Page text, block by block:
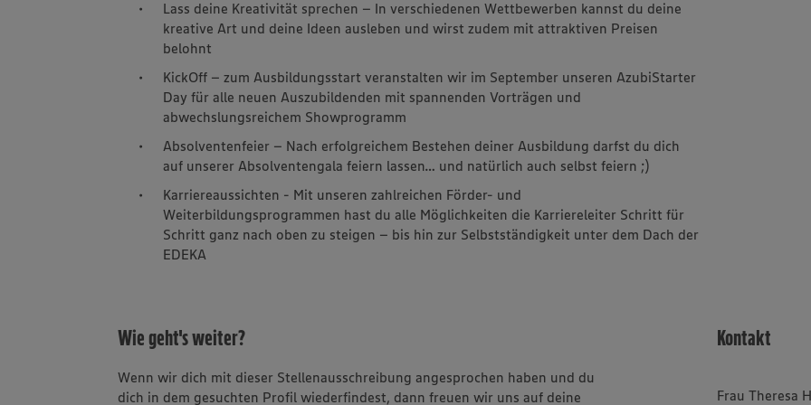
Lass deine Kreativität sprechen – In verschiedenen Wettbewerben kannst du deine
kreative Art und deine Ideen ausleben und wirst zudem mit attraktiven Preisen
belohnt
KickOff – zum Ausbildungsstart veranstalten wir im September unseren AzubiStarter
Day für alle neuen Auszubildenden mit spannenden Vorträgen und
abwechslungsreichem Showprogramm
Absolventenfeier – Nach erfolgreichem Bestehen deiner Ausbildung darfst du dich
auf unserer Absolventengala feiern lassen… und natürlich auch selbst feiern ;)
Karriereaussichten - Mit unseren zahlreichen Förder- und
Weiterbildungsprogrammen hast du alle Möglichkeiten die Karriereleiter Schritt für
Schritt ganz nach oben zu steigen – bis hin zur Selbstständigkeit unter dem Dach der
EDEKA
Wie geht's weiter?
Wenn wir dich mit dieser Stellenausschreibung angesprochen haben und du
dich in dem gesuchten Profil wiederfindest, dann freuen wir uns auf deine
Kontakt
Frau Theresa